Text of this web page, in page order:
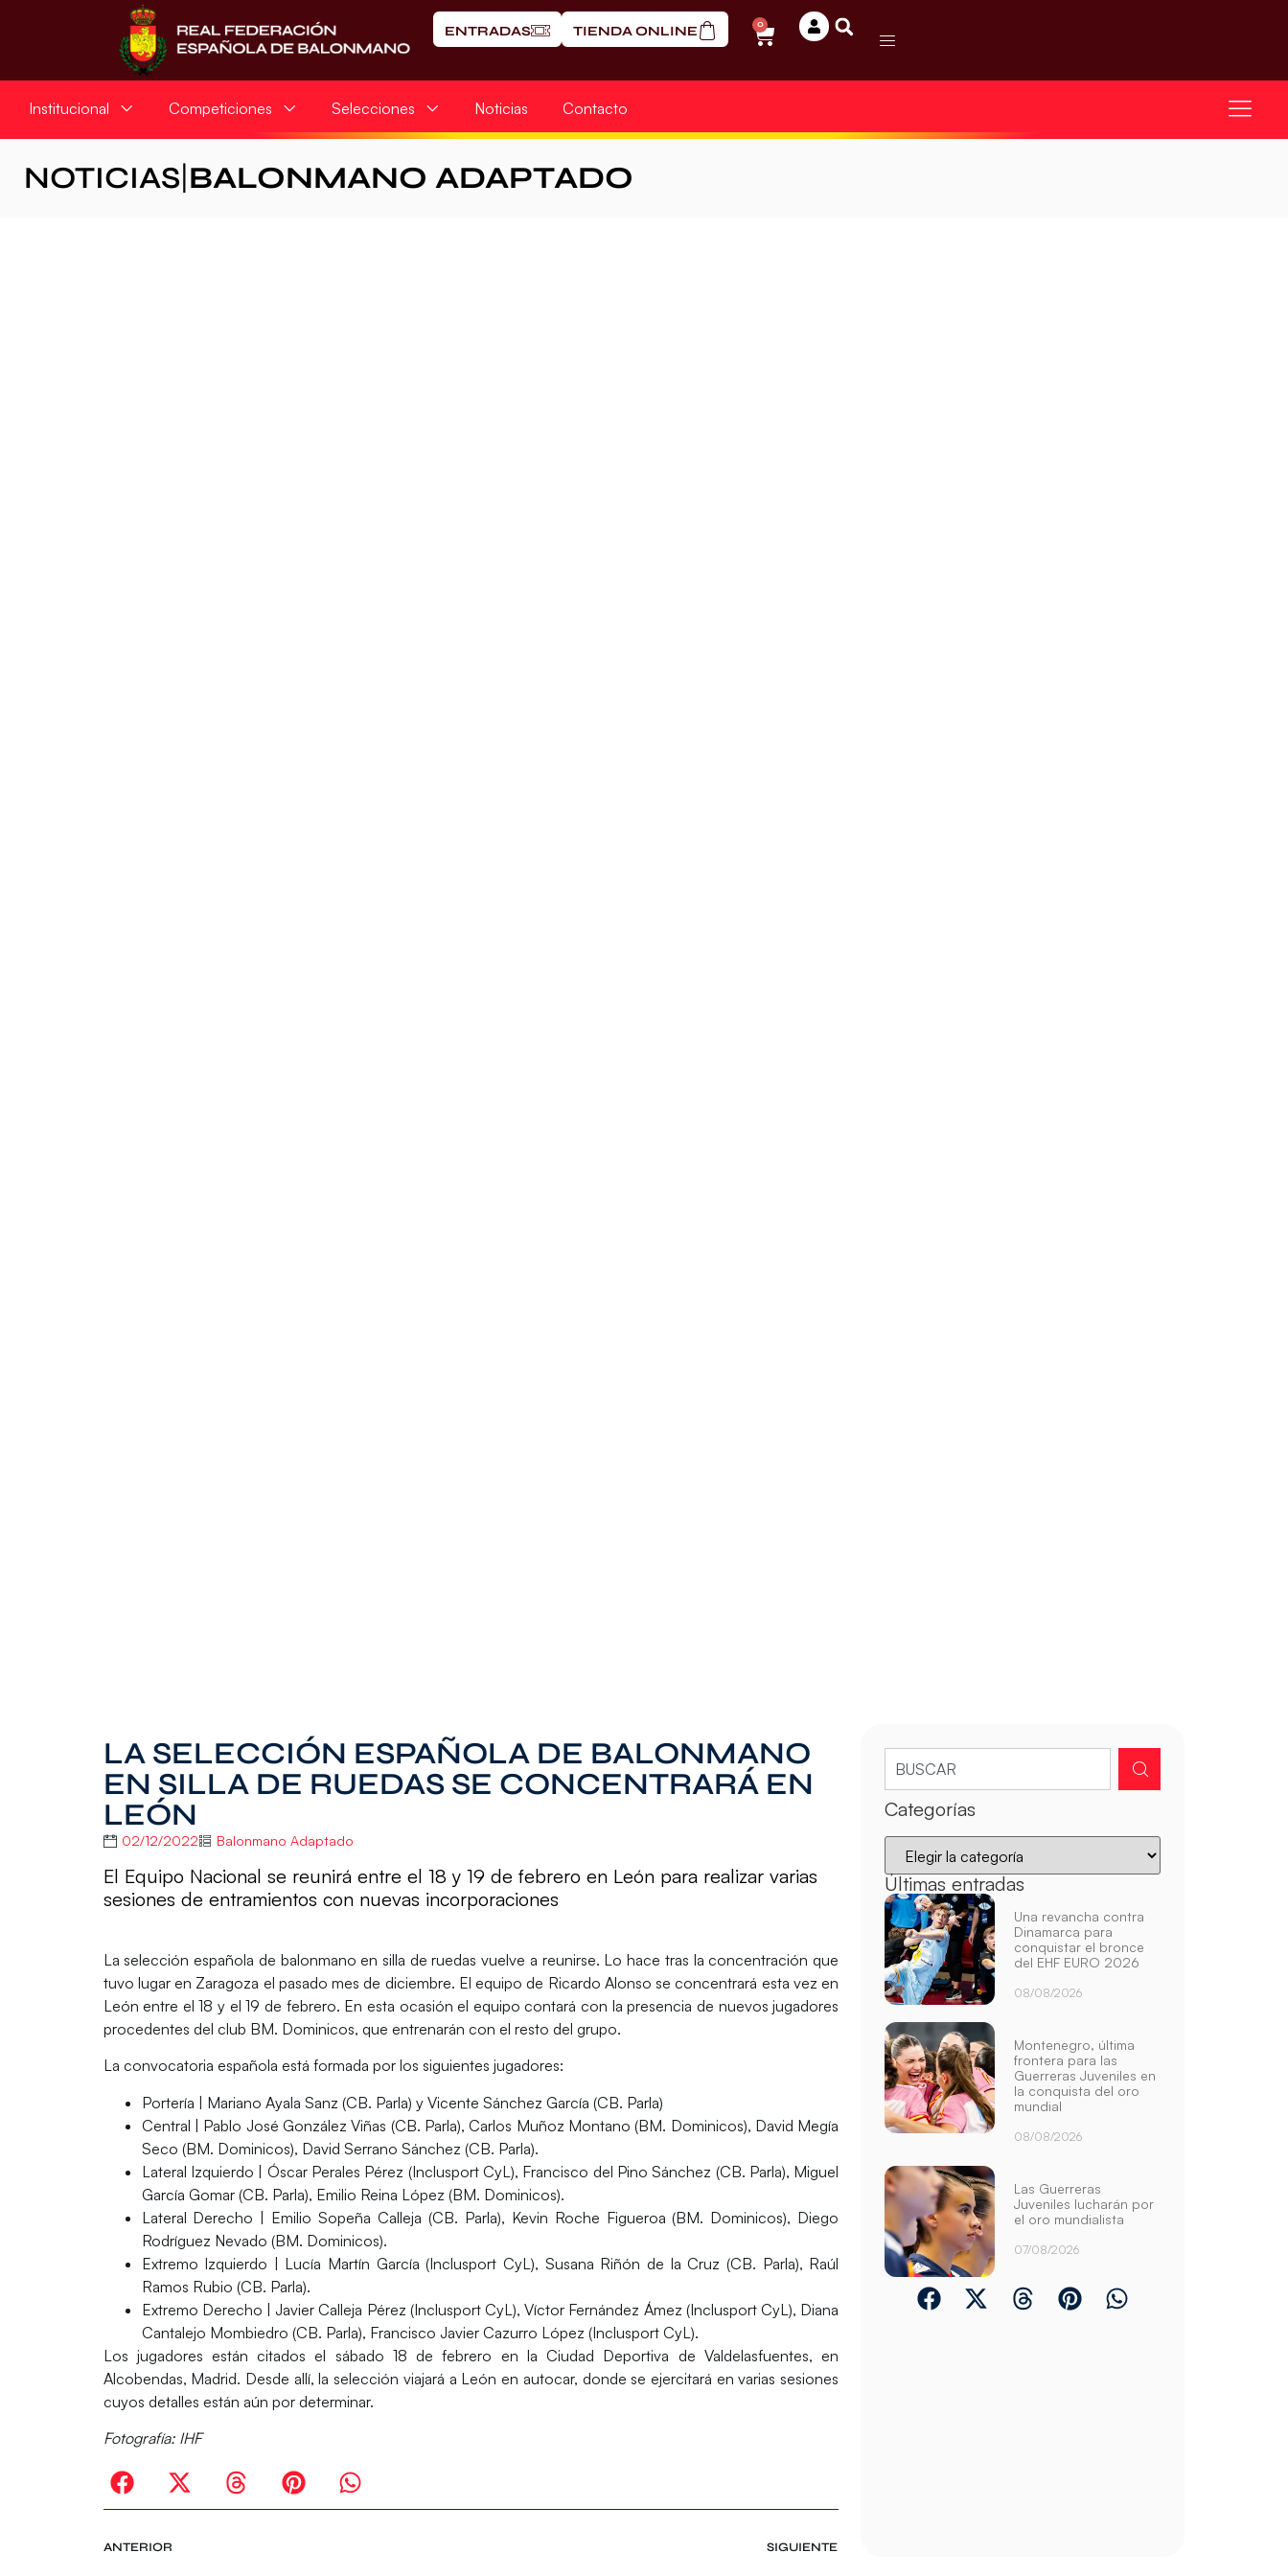
ENTRADAS TIENDA ONLINE 0
Institucional Competiciones Selecciones Noticias Contacto
NOTICIAS BALONMANO ADAPTADO
LA SELECCIÓN ESPAÑOLA DE BALONMANO
EN SILLA DE RUEDAS SE CONCENTRARÁ EN
LEÓN
02/12/2022 Balonmano Adaptado
El Equipo Nacional se reunirá entre el 18 y 19 de febrero en León para realizar varias
sesiones de entramientos con nuevas incorporaciones
La selección española de balonmano en silla de ruedas vuelve a reunirse. Lo hace tras la concentración que
tuvo lugar en Zaragoza el pasado mes de diciembre. El equipo de Ricardo Alonso se concentrará esta vez en
Leónentre el18 y el 19 de febrero. En esta ocasión el equipo contará con la presencia de nuevos jugadores
procedentes del club BM. Dominicos, que entrenarán con el resto del grupo.
La convocatoria española está formada por los siguientes jugadores:
Portería | Mariano Ayala Sanz (CB. Parla) y Vicente Sánchez García (CB. Parla)
Central | Pablo José González Viñas (CB. Parla), Carlos Muñoz Montano (BM. Dominicos), David Megía
Seco (BM. Dominicos), David Serrano Sánchez (CB. Parla).
Lateral Izquierdo | Óscar Perales Pérez (Inclusport CyL), Francisco del Pino Sánchez (CB. Parla), Miguel
García Gomar (CB. Parla), Emilio Reina López (BM. Dominicos).
Lateral Derecho | Emilio Sopeña Calleja (CB. Parla), Kevin Roche Figueroa (BM. Dominicos), Diego
Rodríguez Nevado (BM. Dominicos).
Extremo Izquierdo | Lucía Martín García (Inclusport CyL), Susana Riñón de la Cruz (CB. Parla), Raúl
Ramos Rubio (CB. Parla).
Extremo Derecho | Javier Calleja Pérez (Inclusport CyL), Víctor Fernández Ámez (Inclusport CyL), Diana
Cantalejo Mombiedro (CB. Parla), Francisco Javier Cazurro López (Inclusport CyL).
Los jugadores están citados el sábado 18 de febrero en laCiudad Deportiva de Valdelasfuentes, en
Alcobendas, Madrid. Desde allí, la selección viajará a León en autocar, donde se ejercitará en varias sesiones
cuyos detalles están aún por determinar.
Fotografía: IHF
ANTERIOR SIGUIENTE
Categorías
Últimas entradas
Una revancha contra
Dinamarca para
conquistar el bronce
del EHF EURO 2026
08/08/2026
Montenegro, última
frontera para las
Guerreras Juveniles en
la conquista del oro
mundial
08/08/2026
Las Guerreras
Juveniles lucharán por
el oro mundialista
07/08/2026